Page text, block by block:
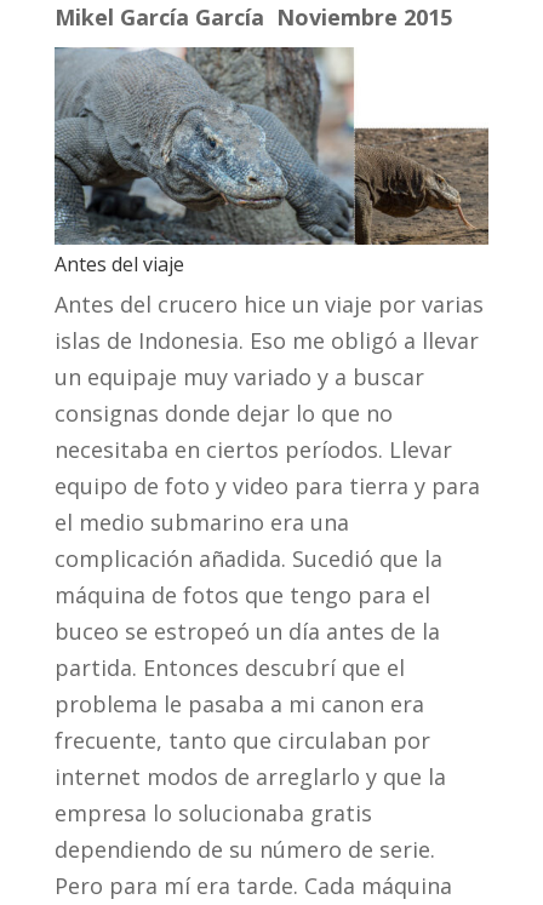
Mikel García García Noviembre 2015
Antes del viaje
Antes del crucero hice un viaje por varias
islas de Indonesia. Eso me obligó a llevar
un equipaje muy variado y a buscar
consignas donde dejar lo que no
necesitaba en ciertos períodos. Llevar
equipo de foto y video para tierra y para
el medio submarino era una
complicación añadida. Sucedió que la
máquina de fotos que tengo para el
buceo se estropeó un día antes de la
partida. Entonces descubrí que el
problema le pasaba a mi canon era
frecuente, tanto que circulaban por
internet modos de arreglarlo y que la
empresa lo solucionaba gratis
dependiendo de su número de serie.
Pero para mí era tarde. Cada máquina